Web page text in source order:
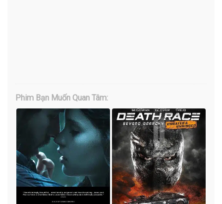
Phim Bạn Muốn Quan Tâm: